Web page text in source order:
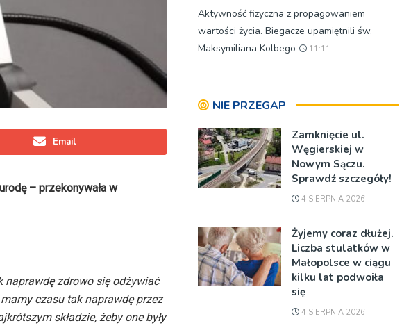
Email
– przekonywała w
naprawdę zdrowo się odżywiać
czasu tak naprawdę przez
składzie, żeby one były
Aktywność fizyczna z propagowaniem
wartości życia. Biegacze upamiętnili św.
Maksymiliana Kolbego
11:11
NIE PRZEGAP
Zamknięcie ul.
Węgierskiej w
Nowym Sączu.
Sprawdź szczegóły!
4 SIERPNIA 2026
Żyjemy coraz dłużej.
Liczba stulatków w
Małopolsce w ciągu
kilku lat podwoiła
się
4 SIERPNIA 2026